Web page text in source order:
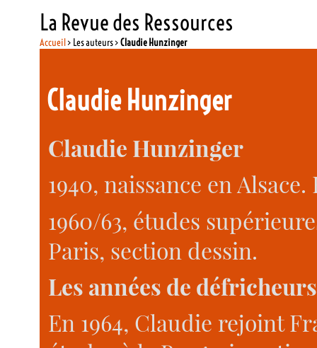
La Revue des Ressources
Accueil> Les auteurs >Claudie Hunzinger
Claudie Hunzinger
Claudie Hunzinger
1940, naissance en
1960/63, études
Paris, section dessin.
Les années de
En 1964, Claudie rejoint